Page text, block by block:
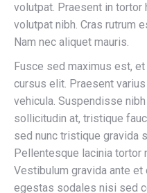
volutpat. Praesent in tortor
volutpat nibh. Cras rutrum
Nam nec aliquet mauris.
Fusce sed maximus est,
cursus elit. Praesent
vehicula. Suspendisse
sollicitudin at, tristique
sed nunc tristique gravida
Pellentesque lacinia tortor
Vestibulum gravida ante
egestas sodales nisi sed